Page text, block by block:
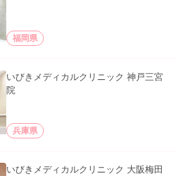
福岡県
いびきメディカルクリニック 神戸三宮
院
兵庫県
いびきメディカルクリニック 大阪梅田